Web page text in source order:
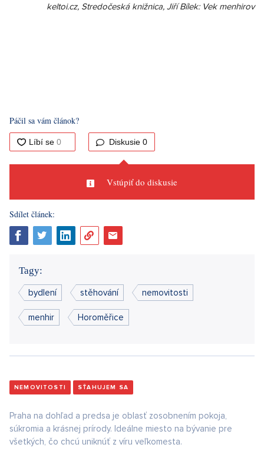
keltoi.cz, Stredočeská knižnica, Jiří Bílek: Vek menhirov
Páčil sa vám článok?
Diskusie 0
Vstúpiť do diskusie
Sdílet článek:
Tagy:
bydlení stěhování nemovitosti
menhir Horoměřice
NEMOVITOSTI SŤAHUJEM SA
Praha na dohľad a predsa je oblasť zosobnením pokoja,
súkromia a krásnej prírody. Ideálne miesto na bývanie pre
všetkých, čo chcú uniknúť z víru veľkomesta.